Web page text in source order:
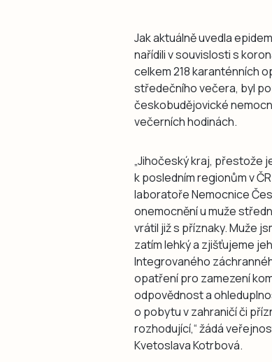
Jak aktuálně uvedla
nařídili v souvislosti s
celkem 218 karanténních
středečního večera, byl
českobudějovické
večerních hodinách.
„Jihočeský kraj, přestože
k posledním regionům v
laboratoře Nemocnice
onemocnění u muže
vrátil již s příznaky. Muže
zatím lehký a zjišťujeme
Integrovaného
opatření pro zamezení
odpovědnost a
o pobytu v zahraničí či
rozhodující,“ žádá
Kvetoslava Kotrbová.